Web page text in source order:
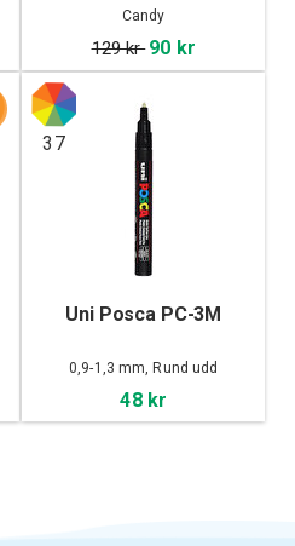
Candy
129 kr 90 kr
37
Uni Posca PC-3M
0,9-1,3 mm, Rund udd
48 kr